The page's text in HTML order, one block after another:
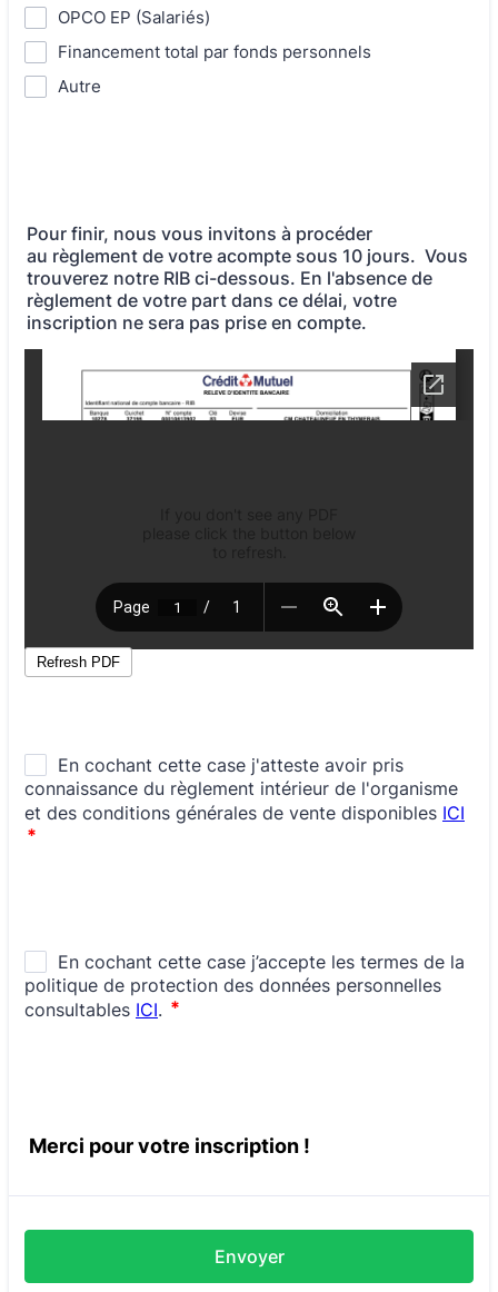
OPCO EP (Salariés)
Financement total par fonds personnels
Autre
Pour finir, nous vous invitons à procéder
au règlement de votre acompte sous 10 jours. Vous
trouverez notre RIB ci-dessous. En l'absence de
règlement de votre part dans ce délai, votre
inscription ne sera pas prise en compte.
Merci pour votre inscription !
Envoyer